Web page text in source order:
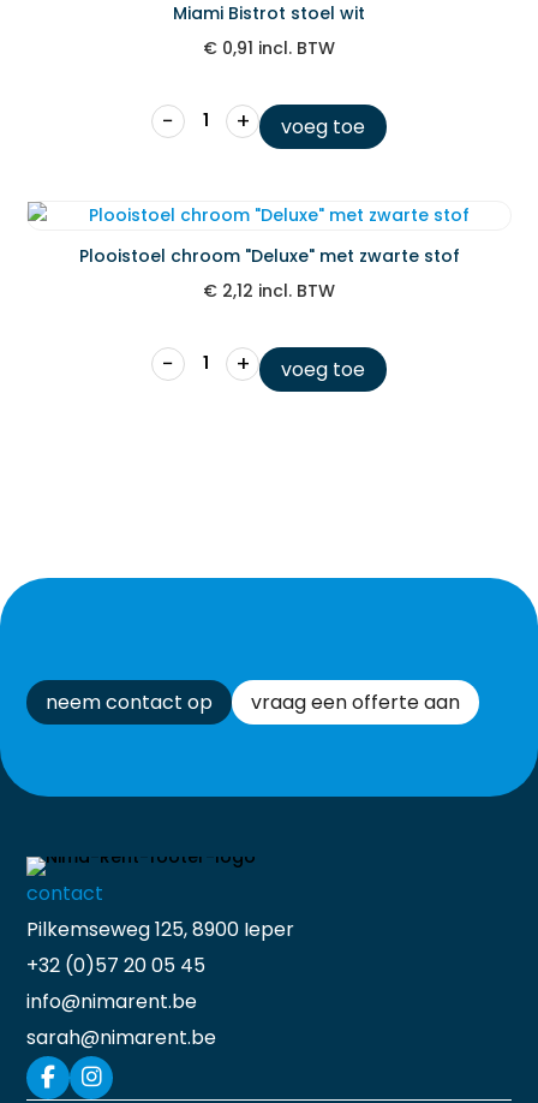
Miami Bistrot stoel wit
€ 0,91 incl. BTW
− + voeg toe
Plooistoel chroom "Deluxe" met zwarte stof
€ 2,12 incl. BTW
− + voeg toe
neem contact op vraag een offerte aan
contact
Pilkemseweg 125, 8900 Ieper
+32 (0)57 20 05 45
info@nimarent.be
sarah@nimarent.be